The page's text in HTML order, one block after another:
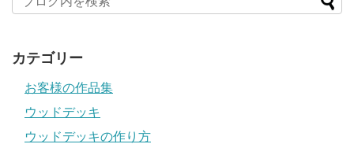
カテゴリー
お客様の作品集
ウッドデッキ
ウッドデッキの作り方